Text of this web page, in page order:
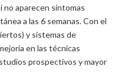
aparecen síntomas
a las 6 semanas. Con el
y sistemas de
en las técnicas
prospectivos y mayor